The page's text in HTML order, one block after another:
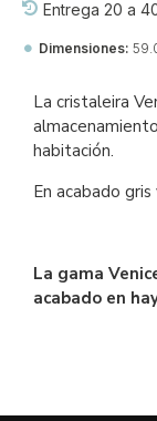
Entrega 20 a
Dimensiones:
La cristaleira
habitación.
En acabado gris
La gama
acabado en